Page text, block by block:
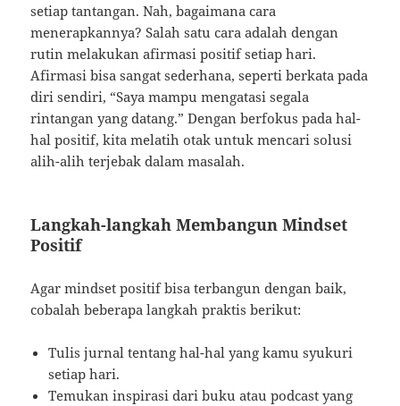
setiap tantangan. Nah, bagaimana cara
menerapkannya? Salah satu cara adalah dengan
rutin melakukan afirmasi positif setiap hari.
Afirmasi bisa sangat sederhana, seperti berkata pada
diri sendiri, “Saya mampu mengatasi segala
rintangan yang datang.” Dengan berfokus pada hal-
hal positif, kita melatih otak untuk mencari solusi
alih-alih terjebak dalam masalah.
Langkah-langkah Membangun Mindset
Positif
Agar mindset positif bisa terbangun dengan baik,
cobalah beberapa langkah praktis berikut:
Tulis jurnal tentang hal-hal yang kamu syukuri
setiap hari.
Temukan inspirasi dari buku atau podcast yang